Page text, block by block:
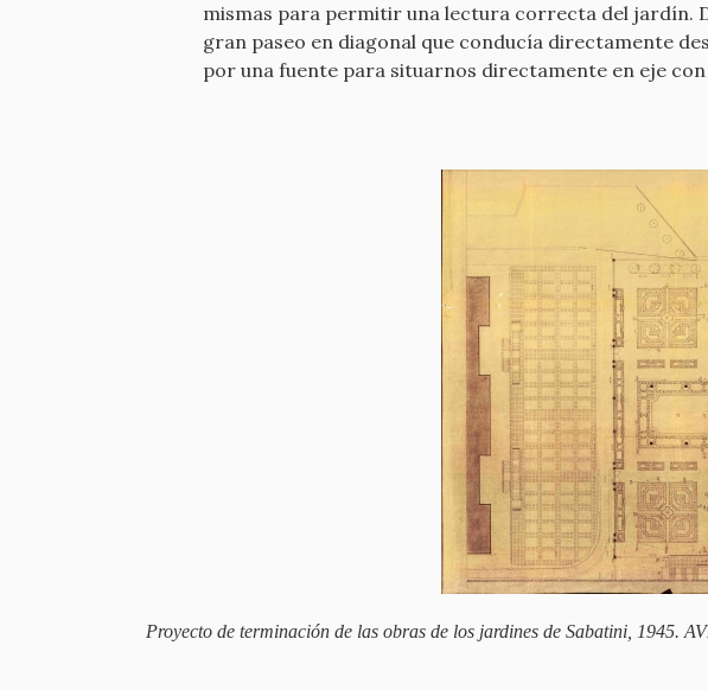
mismas para permitir una lectura correcta del jardín.
gran paseo en diagonal que conducía directamente
por una fuente para situarnos directamente en eje con
Proyecto de terminación de las obras de los jardines de Sabatini, 1945.